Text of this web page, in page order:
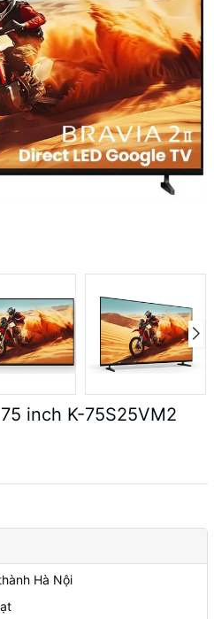
inch K-75S25VM2
Hà Nội